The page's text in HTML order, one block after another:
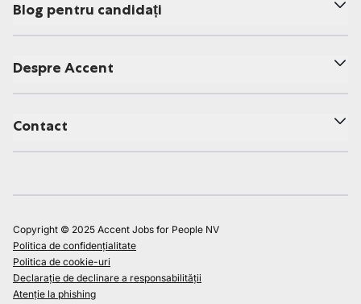
Blog pentru candidați
Despre Accent
Contact
Copyright © 2025 Accent Jobs for People NV
Politica de confidențialitate
Politica de cookie-uri
Declarație de declinare a responsabilității
Atenție la phishing